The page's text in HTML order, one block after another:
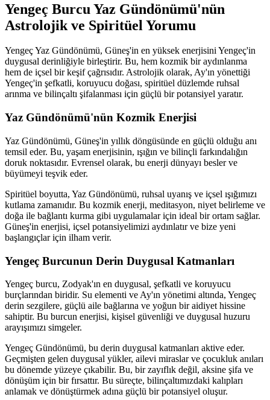
Yengeç Burcu Yaz Gündönümü'nün
Astrolojik ve Spiritüel Yorumu
Yengeç Yaz Gündönümü, Güneş'in en yüksek enerjisini Yengeç'in
duygusal derinliğiyle birleştirir. Bu, hem kozmik bir aydınlanma
hem de içsel bir keşif çağrısıdır. Astrolojik olarak, Ay'ın yönettiği
Yengeç'in şefkatli, koruyucu doğası, spiritüel düzlemde ruhsal
arınma ve bilinçaltı şifalanması için güçlü bir potansiyel yaratır.
Yaz Gündönümü'nün Kozmik Enerjisi
Yaz Gündönümü, Güneş'in yıllık döngüsünde en güçlü olduğu anı
temsil eder. Bu, yaşam enerjisinin, ışığın ve bilinçli farkındalığın
doruk noktasıdır. Evrensel olarak, bu enerji dünyayı besler ve
büyümeyi teşvik eder.
Spiritüel boyutta, Yaz Gündönümü, ruhsal uyanış ve içsel ışığımızı
kutlama zamanıdır. Bu kozmik enerji, meditasyon, niyet belirleme ve
doğa ile bağlantı kurma gibi uygulamalar için ideal bir ortam sağlar.
Güneş'in enerjisi, içsel potansiyelimizi aydınlatır ve bize yeni
başlangıçlar için ilham verir.
Yengeç Burcunun Derin Duygusal Katmanları
Yengeç burcu, Zodyak'ın en duygusal, şefkatli ve koruyucu
burçlarından biridir. Su elementi ve Ay'ın yönetimi altında, Yengeç
derin sezgilere, güçlü aile bağlarına ve yoğun bir aidiyet hissine
sahiptir. Bu burcun enerjisi, kişisel güvenliği ve duygusal huzuru
arayışımızı simgeler.
Yengeç Gündönümü, bu derin duygusal katmanları aktive eder.
Geçmişten gelen duygusal yükler, ailevi miraslar ve çocukluk anıları
bu dönemde yüzeye çıkabilir. Bu, bir zayıflık değil, aksine şifa ve
dönüşüm için bir fırsattır. Bu süreçte, bilinçaltımızdaki kalıpları
anlamak ve dönüştürmek adına güçlü bir potansiyel oluşur.